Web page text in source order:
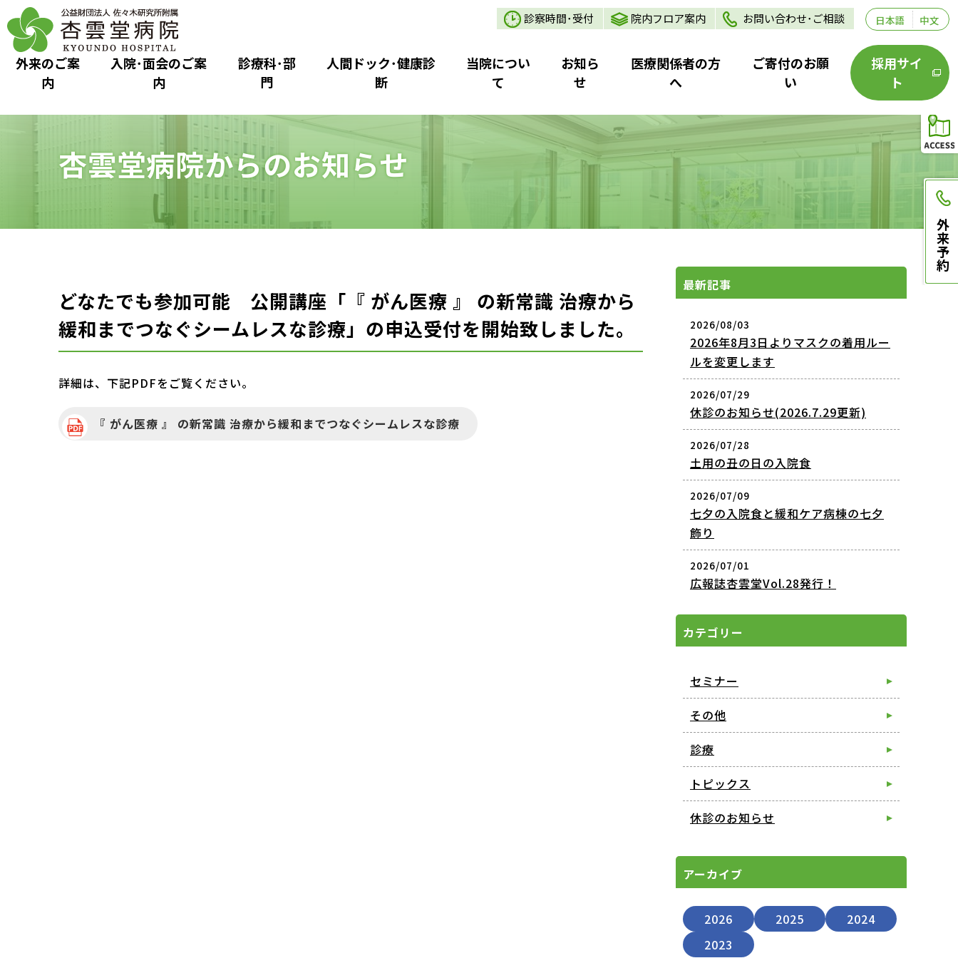
外来のご案
内
入院･面会のご案
内
診療科･部
門
人間ドック･健康診
断
当院につい
て
お知ら
せ
医療関係者の方
へ
ご寄付のお願
い
採用サイ
ト
診察時間･受付 院内フロア案内 お問い合わせ･ご相談 日本語 中文
杏雲堂病院からのお知らせ
どなたでも参加可能 公開講座「『 がん医療 』 の新常識 治療から
緩和までつなぐシームレスな診療」の申込受付を開始致しました。
詳細は、下記PDFをご覧ください。
『 がん医療 』 の新常識 治療から緩和までつなぐシームレスな診療
最新記事
2026/08/03
2026年8月3日よりマスクの着用ルー
ルを変更します
2026/07/29
休診のお知らせ(2026.7.29更新)
2026/07/28
土用の丑の日の入院食
2026/07/09
七夕の入院食と緩和ケア病棟の七夕
飾り
2026/07/01
広報誌杏雲堂Vol.28発行！
カテゴリー
セミナー
その他
診療
トピックス
休診のお知らせ
アーカイブ
2026 2025
2024
2023
外来予約